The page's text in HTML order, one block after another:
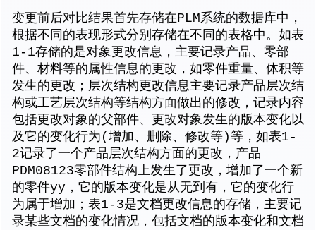
变更前后对比结果首先存储在PLM系统的数据库中，
根据不同的表现形式分别存储在不同的表格中。如表
1-1存储的是对象更改信息，主要记录产品、零部
件、材料等的属性信息的更改，如零件重量、体积等
发生的更改；层次结构更改信息主要记录产品层次结
构或工艺层次结构等结构方面做出的修改，记录内容
包括更改对象的父部件、更改对象发生的版本变化以
及它的变化行为(增加、删除、修改等)等，如表1-
2记录了一个产品层次结构方面的更改，产品
PDM08123零部件结构上发生了更改，增加了一个新
的零件yy，它的版本变化是从无到有，它的变化行
为属于增加；表1-3是文档更改信息的存储，主要记
录某些文档的变化情况，包括文档的版本变化和文档